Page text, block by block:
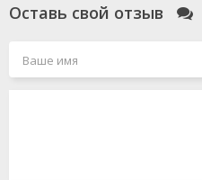
Оставь свой отзыв